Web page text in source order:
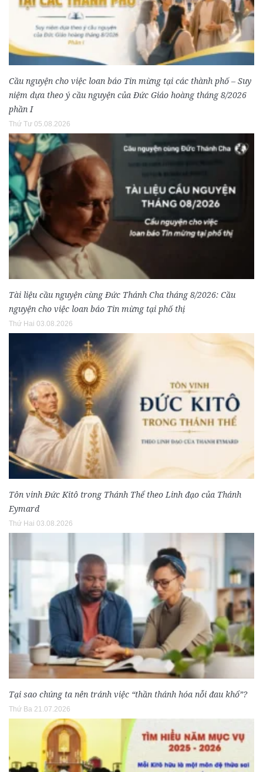
Cầu nguyện cho việc loan báo Tin mừng tại các thành phố – Suy
niệm dựa theo ý cầu nguyện của Đức Giáo hoàng tháng 8/2026
phần I
Thứ Tư 05.08.2026
Tài liệu cầu nguyện cùng Đức Thánh Cha tháng 8/2026: Cầu
nguyện cho việc loan báo Tin mừng tại phố thị
Thứ Hai 03.08.2026
Tôn vinh Đức Kitô trong Thánh Thể theo Linh đạo của Thánh
Eymard
Thứ Hai 03.08.2026
Tại sao chúng ta nên tránh việc “thần thánh hóa nỗi đau khổ”?
Thứ Ba 21.07.2026